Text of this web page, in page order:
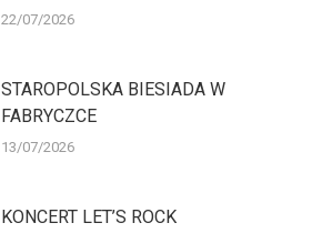
22/07/2026
STAROPOLSKA BIESIADA W
FABRYCZCE
13/07/2026
KONCERT LET’S ROCK